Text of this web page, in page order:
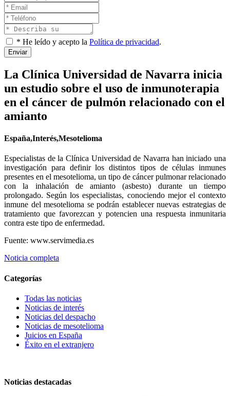
* He leído y acepto la Política de privacidad.
Enviar
La Clínica Universidad de Navarra inicia
un estudio sobre el uso de inmunoterapia
en el cáncer de pulmón relacionado con el
amianto
España,Interés,Mesotelioma
Especialistas de la Clínica Universidad de Navarra han iniciado una
investigación para definir los distintos tipos de células inmunes
presentes en el mesotelioma, un tipo de cáncer pulmonar relacionado
con la inhalación de amianto (asbesto) durante un tiempo
prolongado. Según los especialistas, conociendo mejor el contexto
inmune del mesotelioma se podrán establecer nuevas estrategias de
tratamiento que favorezcan y potencien una respuesta inmunitaria
contra este tipo de enfermedad.
Fuente: www.servimedia.es
Noticia completa
Categorías
Todas las noticias
Noticias de interés
Noticias del despacho
Noticias de mesotelioma
Juicios en España
Éxito en el extranjero
Noticias destacadas